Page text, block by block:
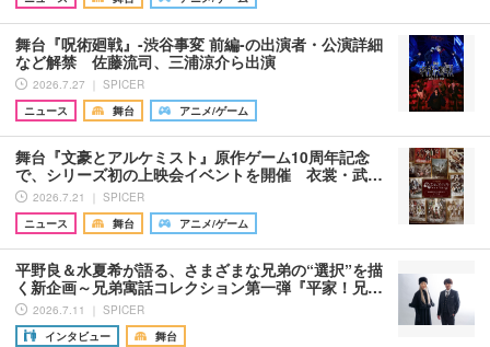
舞台『呪術廻戦』-渋谷事変 前編-の出演者・公演詳細
など解禁 佐藤流司、三浦涼介ら出演
2026.7.27 ｜ SPICER
ニュース
舞台 アニメ/ゲーム
舞台『文豪とアルケミスト』原作ゲーム10周年記念
で、シリーズ初の上映会イベントを開催 衣裳・武…
2026.7.21 ｜ SPICER
ニュース
舞台 アニメ/ゲーム
平野良＆水夏希が語る、さまざまな兄弟の“選択”を描
く新企画～兄弟寓話コレクション第一弾『平家！兄…
2026.7.11 ｜ SPICER
インタビュー
舞台